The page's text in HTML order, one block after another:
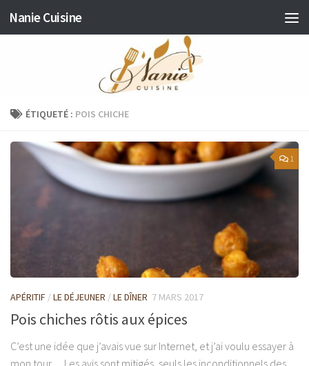
Skip to content
Nanie Cuisine
ÉTIQUETÉ : POIS CHICHE
1
APÉRITIF /LE DÉJEUNER /LE DÎNER 7 MARS 2017
Pois chiches rôtis aux épices
C’est une idée que j’avais vue sur Internet, et j’ai voulu essayer à